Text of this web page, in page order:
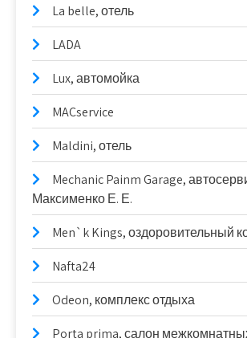
La belle, отель
LADA
Lux, автомойка
MACservice
Maldini, отель
Mechanic Painm Garage,
Максименко Е. Е.
Men`k Kings, оздоровительный
Nafta24
Odeon, комплекс отдыха
Porta prima, салон